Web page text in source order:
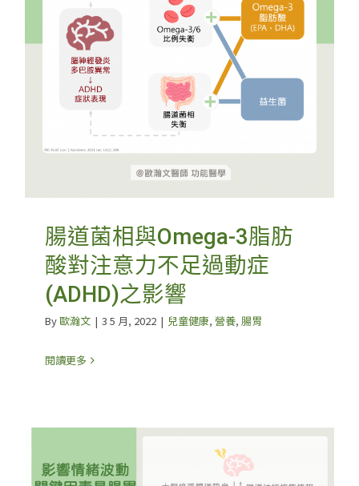
腸道菌相與Omega-3脂肪
酸對注意力不足過動症
(ADHD)之影響
By歐瀚文 | 3 5 月, 2022 | 兒童健康, 營養, 腸胃
閱讀更多